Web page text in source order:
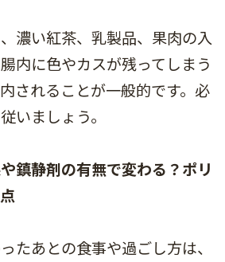
濃い紅茶、乳製品、果肉の入
内に色やカスが残ってしまう
されることが一般的です。必
いましょう。
鎮静剤の有無で変わる？ポリ
たあとの食事や過ごし方は、